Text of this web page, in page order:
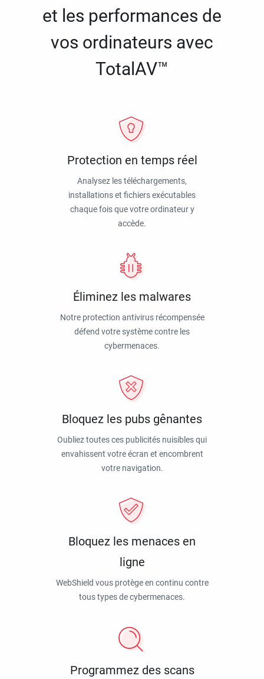
et les performances de
vos ordinateurs avec
TotalAV™
Protection en temps réel
Analysez les téléchargements,
installations et fichiers exécutables
chaque fois que votre ordinateur y
accède.
Éliminez les malwares
Notre protection antivirus récompensée
défend votre système contre les
cybermenaces.
Bloquez les pubs gênantes
Oubliez toutes ces publicités nuisibles qui
envahissent votre écran et encombrent
votre navigation.
Bloquez les menaces en
ligne
WebShield vous protège en continu contre
tous types de cybermenaces.
Programmez des scans